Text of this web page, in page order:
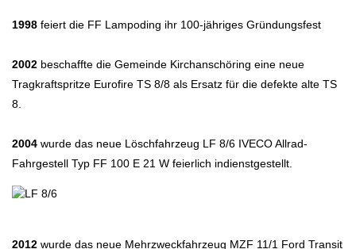
1998 feiert die FF Lampoding ihr 100-jähriges Gründungsfest
2002 beschaffte die Gemeinde Kirchanschöring eine neue
Tragkraftspritze Eurofire TS 8/8 als Ersatz für die defekte alte TS
8.
2004 wurde das neue Löschfahrzeug LF 8/6 IVECO Allrad-
Fahrgestell Typ FF 100 E 21 W feierlich indienstgestellt.
2012 wurde das neue Mehrzweckfahrzeug MZF 11/1 Ford Transit